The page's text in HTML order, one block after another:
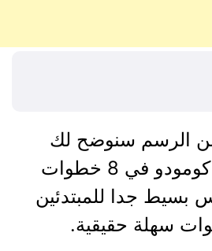
الرسم سنوضح لك
كيفية ترسم تنين كومودو في 8 خطوات
بسيط جدا للمبتدئين
سهلة حقيقية.